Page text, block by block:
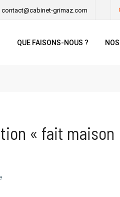
contact@cabinet-grimaz.com
QUE FAISONS-NOUS ?
« fait maison